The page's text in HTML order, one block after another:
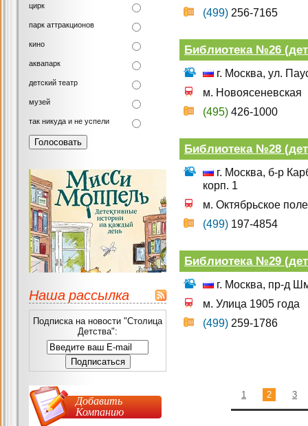
(499) 256-7165
Библиотека №26
г. Москва, ул.
м. Новоясеневская
(495) 426-1000
Библиотека №28
г. Москва, б-р
корп. 1
м. Октябрьское поле
(499) 197-4854
Библиотека №29
г. Москва, пр-д
м. Улица 1905 года
(499) 259-1786
1 2 3
цирк
парк аттракционов
кино
аквапарк
детский театр
музей
так никуда и не успели
Наша рассылка
Подписка на новости "Столица
Детства":
Добавить
Компанию